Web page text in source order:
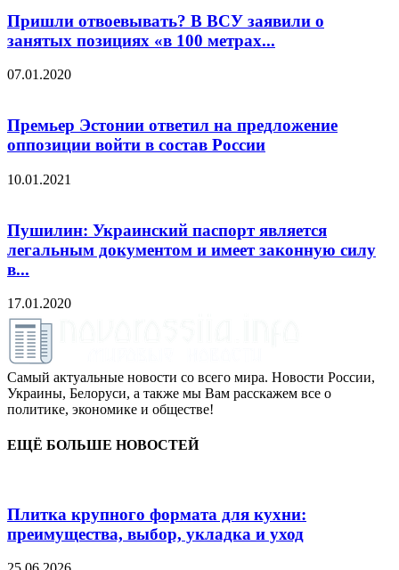
Пришли отвоевывать? В ВСУ заявили о
занятых позициях «в 100 метрах...
07.01.2020
Премьер Эстонии ответил на предложение
оппозиции войти в состав России
10.01.2021
Пушилин: Украинский паспорт является
легальным документом и имеет законную силу
в...
17.01.2020
Самый актуальные новости со всего мира. Новости России,
Украины, Белоруси, а также мы Вам расскажем все о
политике, экономике и обществе!
ЕЩЁ БОЛЬШЕ НОВОСТЕЙ
Плитка крупного формата для кухни:
преимущества, выбор, укладка и уход